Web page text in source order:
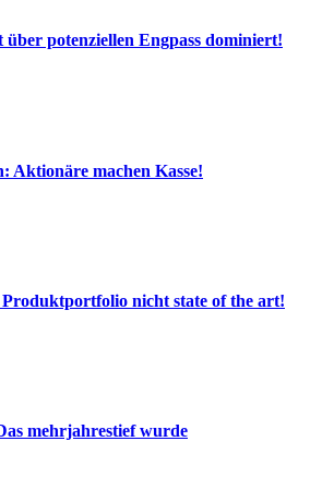
potenziellen Engpass dominiert!
Aktionäre machen Kasse!
nicht state of the art!
mehrjahrestief wurde